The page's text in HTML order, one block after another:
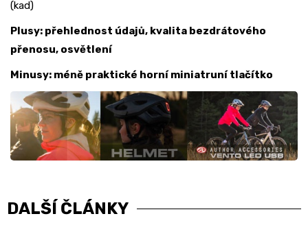
(kad)
Plusy: přehlednost údajů, kvalita bezdrátového
přenosu, osvětlení
Minusy: méně praktické horní miniatruní tlačítko
DALŠÍ ČLÁNKY